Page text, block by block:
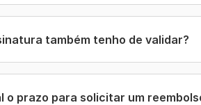
também tenho de validar?
o prazo para solicitar um